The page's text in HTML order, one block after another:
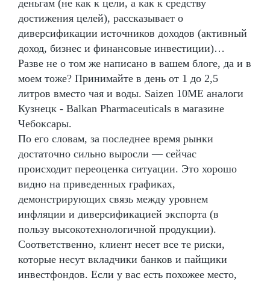
деньгам (не как к цели, а как к средству
достижения целей), рассказывает о
диверсификации источников доходов (активный
доход, бизнес и финансовые инвестиции)…
Разве не о том же написано в вашем блоге, да и в
моем тоже? Принимайте в день от 1 до 2,5
литров вместо чая и воды. Saizen 10ME аналоги
Кузнецк - Balkan Pharmaceuticals в магазине
Чебоксары.
По его словам, за последнее время рынки
достаточно сильно выросли — сейчас
происходит переоценка ситуации. Это хорошо
видно на приведенных графиках,
демонстрирующих связь между уровнем
инфляции и диверсификацией экспорта (в
пользу высокотехнологичной продукции).
Соответственно, клиент несет все те риски,
которые несут вкладчики банков и пайщики
инвестфондов. Если у вас есть похожее место,